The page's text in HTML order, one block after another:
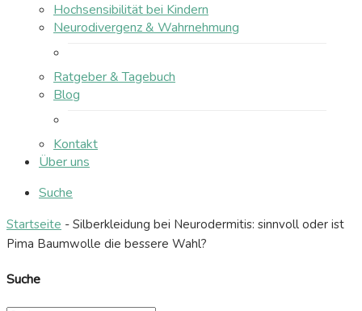
Hochsensibilität bei Kindern
Neurodivergenz & Wahrnehmung
Ratgeber & Tagebuch
Blog
Kontakt
Über uns
Suche
Startseite - Silberkleidung bei Neurodermitis: sinnvoll oder ist
Pima Baumwolle die bessere Wahl?
Suche